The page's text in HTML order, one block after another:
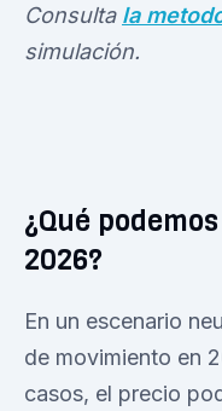
Consulta la
simulación.
¿Qué
2026?
En un escenario
de movimiento en
casos, el precio